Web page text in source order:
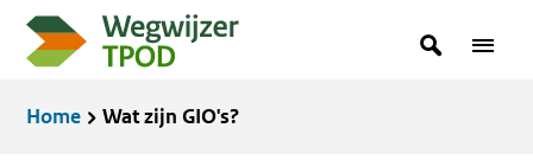
Overslaanzoekterm
in
Zoeken Menu
Kruimelpad
Home Wat zijn GIO's?